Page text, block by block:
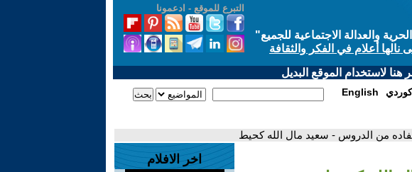
التبرع للموقع - ادعمونا
والعدالة الاجتماعية للجميع"
أعلام في الفكر والثقافة
لاستخدام الموقع البديل
English كوردي
من الدروس - سعيد مال الله كحيط
اخر الافلام